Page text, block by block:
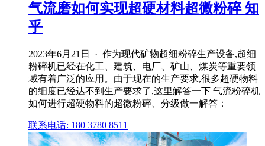
气流磨如何实现超硬材料超微粉碎 知
乎
2023年6月21日 · 作为现代矿物超细粉碎生产设备,超细
粉碎机已经在化工、建筑、电厂、矿山、煤炭等重要领
域有着广泛的应用。由于现在的生产要求,很多超硬物料
的细度已经达不到生产要求了,这里解答一下 气流粉碎机
如何进行超硬物料的超微粉碎、分级做一解答：
联系电话: 180 3780 8511